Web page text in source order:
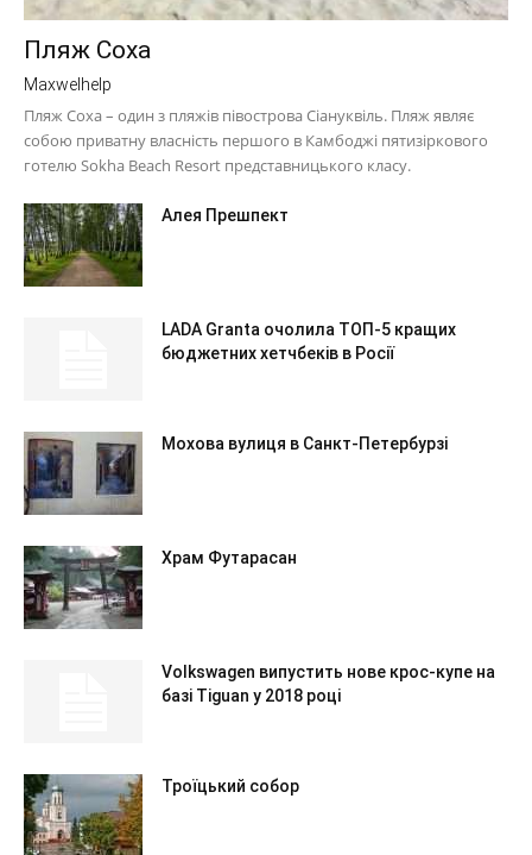
Пляж Соха
Maxwelhelp
Пляж Соха – один з пляжів півострова Сіануквіль. Пляж являє
собою приватну власність першого в Камбоджі пятизіркового
готелю Sokha Beach Resort представницького класу.
Алея Прешпект
LADA Granta очолила ТОП-5 кращих
бюджетних хетчбеків в Росії
Мохова вулиця в Санкт-Петербурзі
Храм Футарасан
Volkswagen випустить нове крос-купе на
базі Tiguan у 2018 році
Троїцький собор